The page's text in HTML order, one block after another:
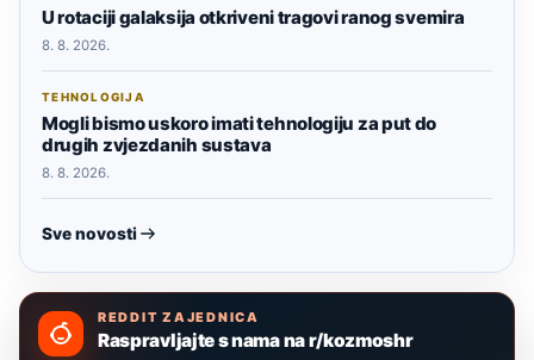
U rotaciji galaksija otkriveni tragovi ranog svemira
8. 8. 2026.
TEHNOLOGIJA
Mogli bismo uskoro imati tehnologiju za put do
drugih zvjezdanih sustava
8. 8. 2026.
Sve novosti
REDDIT ZAJEDNICA
Raspravljajte s nama na r/kozmoshr